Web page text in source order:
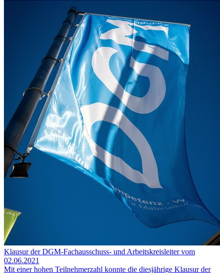
Klausur der DGM-Fachausschuss- und Arbeitskreisleiter vom
02.06.2021
Mit einer hohen Teilnehmerzahl konnte die diesjährige Klausur der